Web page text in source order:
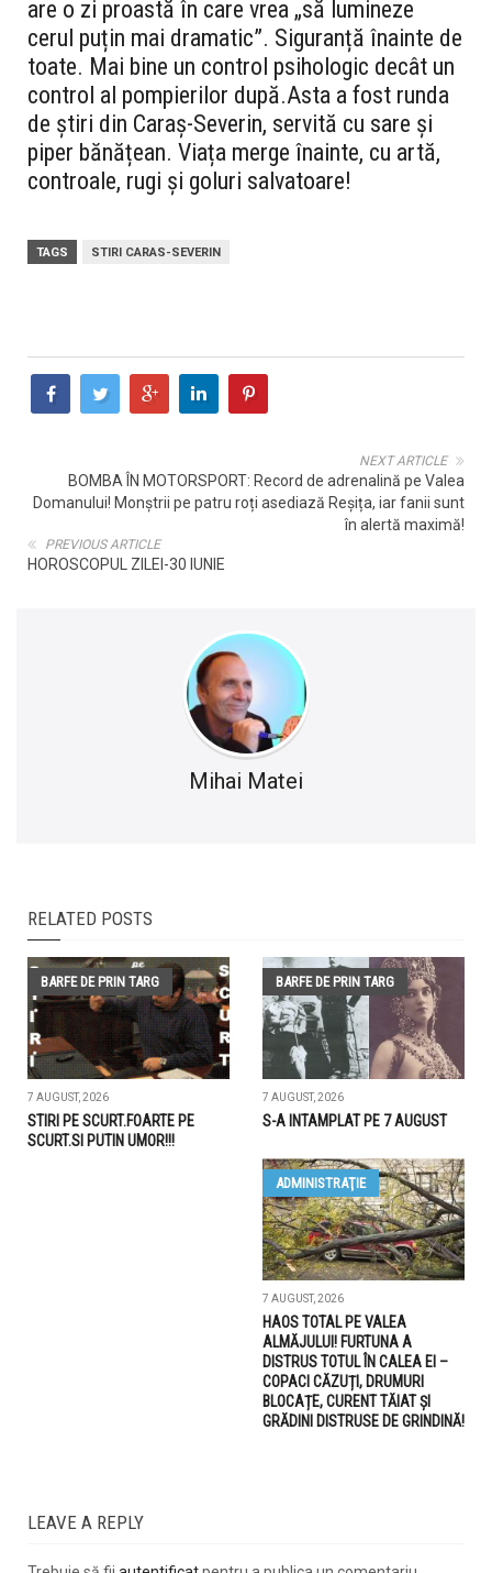
are o zi proastă în care vrea „să lumineze
cerul puțin mai dramatic”. Siguranță înainte de
toate. Mai bine un control psihologic decât un
control al pompierilor după.Asta a fost runda
de știri din Caraș-Severin, servită cu sare și
piper bănățean. Viața merge înainte, cu artă,
controale, rugi și goluri salvatoare!
TAGS STIRI CARAS-SEVERIN
NEXT ARTICLE
BOMBA ÎN MOTORSPORT: Record de adrenalină pe Valea
Domanului! Monștrii pe patru roți asediază Reșița, iar fanii sunt
în alertă maximă!
PREVIOUS ARTICLE
HOROSCOPUL ZILEI-30 IUNIE
Mihai Matei
RELATED POSTS
BARFE DE PRIN TARG
7 AUGUST, 2026
STIRI PE SCURT.FOARTE PE
SCURT.SI PUTIN UMOR!!!
BARFE DE PRIN TARG
7 AUGUST, 2026
S-A INTAMPLAT PE 7 AUGUST
ADMINISTRAŢIE
7 AUGUST, 2026
HAOS TOTAL PE VALEA
ALMĂJULUI! FURTUNA A
DISTRUS TOTUL ÎN CALEA EI –
COPACI CĂZUȚI, DRUMURI
BLOCAȚE, CURENT TĂIAT ȘI
GRĂDINI DISTRUSE DE GRINDINĂ!
LEAVE A REPLY